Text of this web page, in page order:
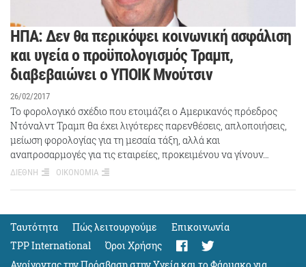
ΗΠΑ: Δεν θα περικόψει κοινωνική ασφάλιση
και υγεία ο προϋπολογισμός Τραμπ,
διαβεβαιώνει ο ΥΠΟΙΚ Μνούτσιν
26/02/2017
Το φορολογικό σχέδιο που ετοιμάζει ο Αμερικανός πρόεδρος
Ντόναλντ Τραμπ θα έχει λιγότερες παρενθέσεις, απλοποιήσεις,
μείωση φορολογίας για τη μεσαία τάξη, αλλά και
αναπροσαρμογές για τις εταιρείες, προκειμένου να γίνουν…
ΔΙΕΘΝΗ ΟΙΚΟΝΟΜΙΑ
Ταυτότητα Πώς λειτουργούμε
Eπικοινωνία
TPP International
Όροι Χρήσης